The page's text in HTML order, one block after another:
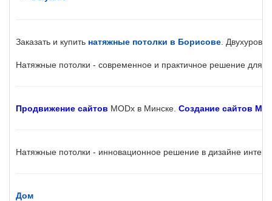
Заказать и купить натяжные потолки в Борисове .
Натяжные потолки - современное и практичное решение для
Продвижение сайтов MODx в Минске. Создание сайтов
Натяжные потолки - инновационное решение в дизайне
Дом